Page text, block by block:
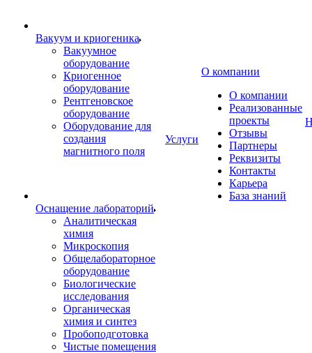
Вакуум и криогеника
Вакуумное
оборудование
Криогенное
оборудование
Рентгеновское
оборудование
Оборудование для
создания
магнитного поля
Оснащение лабораторий
Аналитическая
химия
Микроскопия
Общелабораторное
оборудование
Биологические
исследования
Органическая
химия и синтез
Пробоподготовка
Чистые помещения
Услуги
О компании
О компании
Реализованные
проекты
Отзывы
Партнеры
Реквизиты
Контакты
Карьера
База знаний